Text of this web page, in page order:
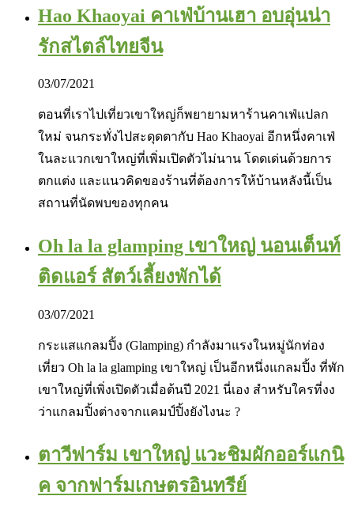
Hao Khaoyai คาเฟ่บ้านเฮา อบอุ่นน่า
รักสไตล์ไทยจีน
03/07/2021
ตอนที่เราไปเที่ยวเขาใหญ่ก็พยายามหาร้านคาเฟ่แปลก
ใหม่ จนกระทั่งไปสะดุดตากับ Hao Khaoyai อีกหนึ่งคาเฟ่
ในละแวกเขาใหญ่ที่เพิ่มเปิดตัวไม่นาน โดดเด่นด้วยการ
ตกแต่ง และแนวคิดของร้านที่ต้องการให้บ้านหลังนี้เป็น
สถานที่นัดพบของทุกคน
Oh la la glamping เขาใหญ่ นอนเต็นท์
ติดแอร์ สัตว์เลี้ยงพักได้
03/07/2021
กระแสแกลมปิ้ง (Glamping) กำลังมาแรงในหมู่นักท่อง
เที่ยว Oh la la glamping เขาใหญ่ เป็นอีกหนึ่งแกลมปิ้ง ที่พัก
เขาใหญ่ที่เพิ่งเปิดตัวเมื่อต้นปี 2021 นี่เอง สำหรับใครที่งง
ว่าแกลมปิ้งต่างจากแคมป์ปิ้งยังไงนะ ?
ตาวีฟาร์ม เขาใหญ่ แวะชิมผักออร์แกนิ
ค จากฟาร์มเกษตรอินทรีย์